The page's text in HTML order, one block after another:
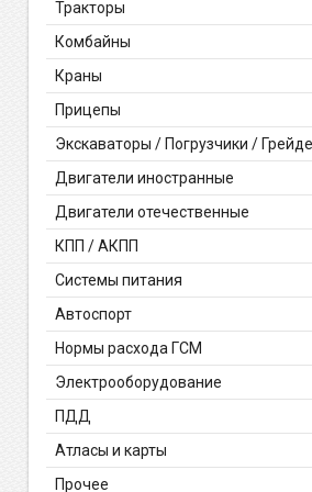
Тракторы
Комбайны
Краны
Прицепы
Экскаваторы / Погрузчики /
Двигатели иностранные
Двигатели отечественные
КПП / АКПП
Системы питания
Автоспорт
Нормы расхода ГСМ
Электрооборудование
ПДД
Атласы и карты
Прочее